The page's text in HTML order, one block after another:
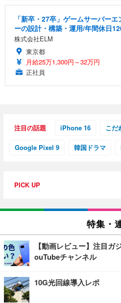
「新卒・27卒」ゲームサーバー
ーの設計・構築・運用/年間休日
株式会社ELM
東京都
月給25万1,300円～32万円
正社員
注目の話題 iPhone 16 こだ
Google Pixel 9 韓国ドラマ
PICK UP
特集・
【動画レビュー】注目
ouTubeチャンネル
10G光回線導入レポ